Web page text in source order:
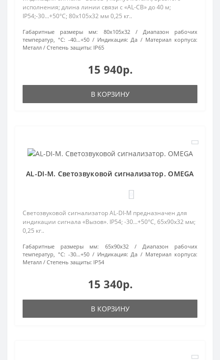
исполнения; длина линии связи с «AL-СB» до 40 м;
IP54;-30...+50°C; 80х105х32 мм 0,25 кг..
Габаритные размеры мм: 80х105х32
Диапазон рабочих
температур, °С: -40…+50 Индикация: Да
Материал корпуса:
Металл
Степень защиты: IP65
15 940р.
В КОРЗИНУ
AL-DI-M. Светозвуковой сигнализатор. OMEGA
Светозвуковой сигнализатор AL-DI-М предназначен для
индикации сигнала «Вызов». IP54; -30...+50°C, 65х90х32 мм;
0,25 кг..
Габаритные размеры мм: 65х90х32
Диапазон рабочих
температур, °С: -30…+50 Индикация: Да
Материал корпуса:
Металл
Степень защиты: IP54
15 340р.
В КОРЗИНУ